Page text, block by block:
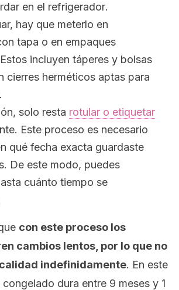
en el refrigerador.
hay que meterlo en
tapa o en empaques
incluyen táperes y bolsas
cierres herméticos aptas para
solo resta rotular o etiquetar
Este proceso es necesario
qué fecha exacta guardaste
De este modo, puedes
cuánto tiempo se
con este proceso los
cambios lentos, por lo que no
indefinidamente. En este
dura entre 9 meses y 1